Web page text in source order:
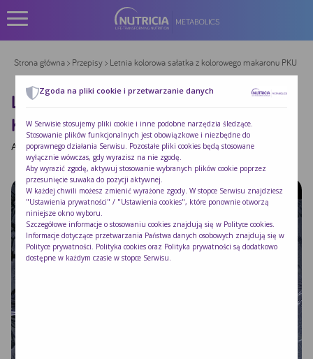
Strona główna> Przepisy> Letnia kolorowa sałatka z kolorowego makaronu PKU
LETNIA KOLOROWA SAŁATKA Z
KOLOROWEGO MAKARONU PKU
Autor:|Opublikowano: 2018-08-31
Zgoda na pliki cookie i przetwarzanie danych
W Serwisie stosujemy pliki cookie i inne podobne narzędzia śledzące.
Stosowanie plików funkcjonalnych jest obowiązkowe i niezbędne do
poprawnego działania Serwisu. Pozostałe pliki cookies będą stosowane
wyłącznie wówczas, gdy wyrazisz na nie zgodę.
Aby wyrazić zgodę, aktywuj stosowanie wybranych plików cookie poprzez
przesunięcie suwaka do pozycji aktywnej.
W każdej chwili możesz zmienić wyrażone zgody. W stopce Serwisu znajdziesz
"Ustawienia prywatności" / "Ustawienia cookies", które ponownie otworzą
niniejsze okno wyboru.
Szczegółowe informacje o stosowaniu cookies znajdują się w Polityce cookies
Informacje dotyczące przetwarzania Państwa danych osobowych znajdują się w
Polityce prywatności . Polityka cookies oraz Polityka prywatności są dodatkowo
dostępne w każdym czasie w stopce Serwisu.